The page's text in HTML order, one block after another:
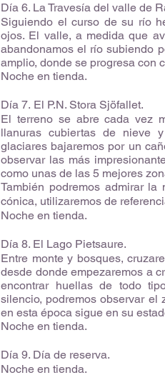
Día 6. La Travesía del valle de
Siguiendo el curso de su río
ojos. El valle, a medida que
abandonamos el río subiendo
amplio, donde se progresa con
Noche en tienda.
Día 7. El P.N. Stora Sjöfallet.
El terreno se abre cada vez
llanuras cubiertas de nieve
glaciares bajaremos por un
observar las más
como unas de las 5 mejores
También podremos admirar
cónica, utilizaremos de
Noche en tienda.
Día 8. El Lago Pietsaure.
Entre monte y bosques,
desde donde empezaremos a
encontrar huellas de todo
silencio, podremos observar el
en esta época sigue en su
Noche en tienda.
Día 9. Día de reserva.
Noche en tienda.